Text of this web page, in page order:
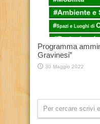
Programma
Gravinesi”
30 Maggio 2022